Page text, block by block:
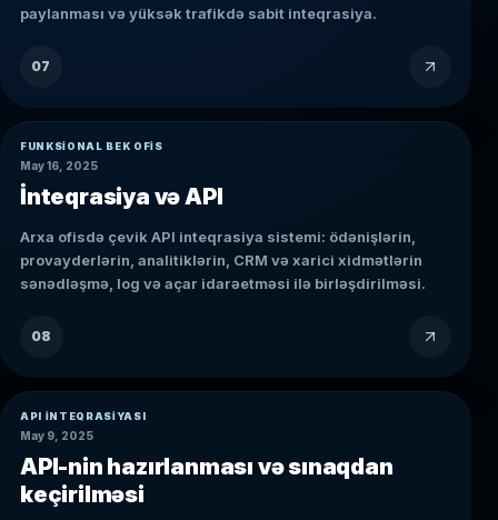
paylanması və yüksək trafikdə sabit inteqrasiya.
07
FUNKSIONAL BEK OFIS
May 16, 2025
İnteqrasiya və API
Arxa ofisdə çevik API inteqrasiya sistemi: ödənişlərin,
provayderlərin, analitiklərin, CRM və xarici xidmətlərin
sənədləşmə, log və açar idarəetməsi ilə birləşdirilməsi.
08
API INTEQRASIYASI
May 9, 2025
API-nin hazırlanması və sınaqdan
keçirilməsi